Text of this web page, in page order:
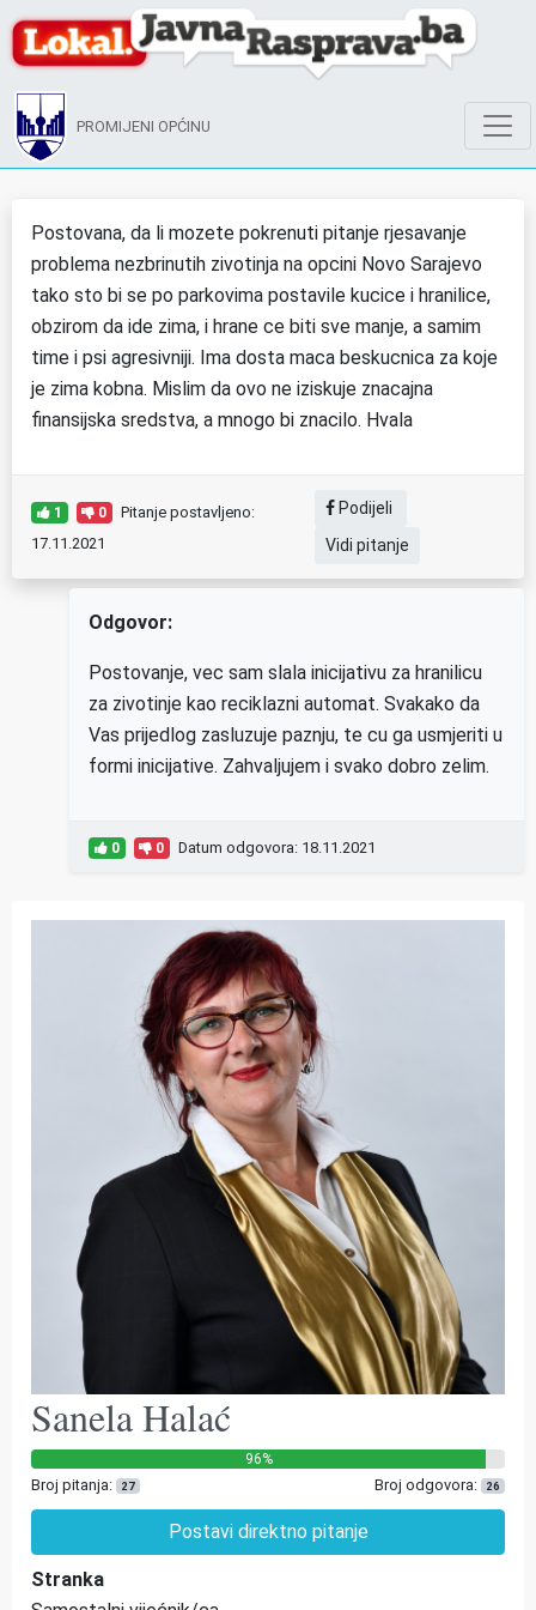
PROMIJENI OPĆINU
Postovana, da li mozete pokrenuti pitanje rjesavanje
problema nezbrinutih zivotinja na opcini Novo Sarajevo
tako sto bi se po parkovima postavile kucice i hranilice,
obzirom da ide zima, i hrane ce biti sve manje, a samim
time i psi agresivniji. Ima dosta maca beskucnica za koje
je zima kobna. Mislim da ovo ne iziskuje znacajna
finansijska sredstva, a mnogo bi znacilo. Hvala
1 0
Pitanje postavljeno:
17.11.2021
Podijeli
Vidi pitanje
Odgovor:
Postovanje, vec sam slala inicijativu za hranilicu
za zivotinje kao reciklazni automat. Svakako da
Vas prijedlog zasluzuje paznju, te cu ga usmjeriti u
formi inicijative. Zahvaljujem i svako dobro zelim.
0 0 Datum odgovora: 18.11.2021
Sanela Halać
96%
Broj pitanja: 27 Broj odgovora: 26
Postavi direktno pitanje
Stranka